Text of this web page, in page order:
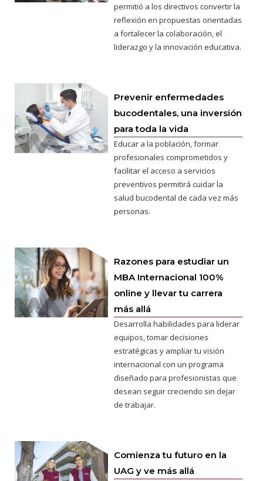
permitió a los directivos convertir la
reflexión en propuestas orientadas
a fortalecer la colaboración, el
liderazgo y la innovación educativa.
Prevenir enfermedades
bucodentales, una inversión
para toda la vida
Educar a la población, formar
profesionales comprometidos y
facilitar el acceso a servicios
preventivos permitirá cuidar la
salud bucodental de cada vez más
personas.
Razones para estudiar un
MBA Internacional 100%
online y llevar tu carrera
más allá
Desarrolla habilidades para liderar
equipos, tomar decisiones
estratégicas y ampliar tu visión
internacional con un programa
diseñado para profesionistas que
desean seguir creciendo sin dejar
de trabajar.
Comienza tu futuro en la
UAG y ve más allá